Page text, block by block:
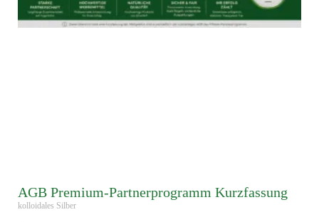
AGB Premium-Partnerprogramm Kurzfassung
kolloidales Silber